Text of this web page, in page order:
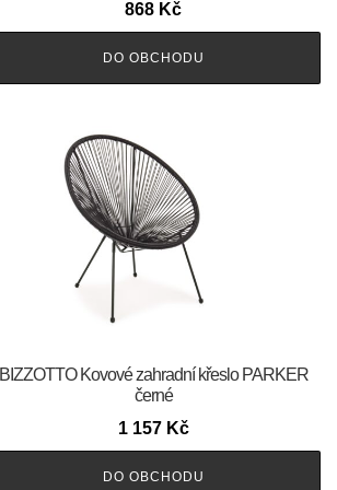
868 Kč
DO OBCHODU
BIZZOTTO Kovové zahradní křeslo PARKER
černé
1 157 Kč
DO OBCHODU